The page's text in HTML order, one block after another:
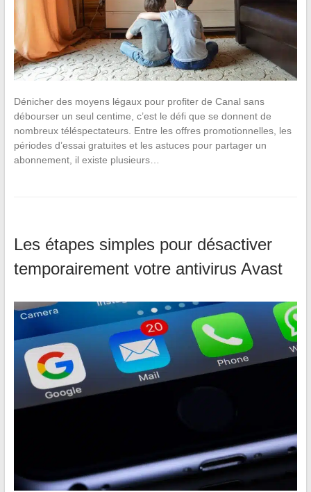
Dénicher des moyens légaux pour profiter de Canal sans
débourser un seul centime, c’est le défi que se donnent de
nombreux téléspectateurs. Entre les offres promotionnelles, les
périodes d’essai gratuites et les astuces pour partager un
abonnement, il existe plusieurs…
Les étapes simples pour désactiver
temporairement votre antivirus Avast